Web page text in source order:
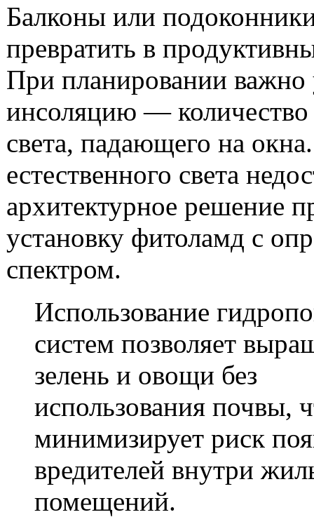
Балконы или
превратить в
При планировании важно
инсоляцию — количество
света, падающего на
естественного света
архитектурное решение
установку фитоламд с
спектром.
Использование
систем позволяет
зелень и овощи без
использования почвы,
минимизирует риск
вредителей внутри
помещений.